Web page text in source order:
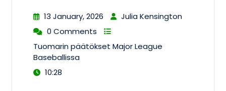
13 January, 2026
Julia Kensington
0 Comments
Tuomarin päätökset Major League
Baseballissa
10:28